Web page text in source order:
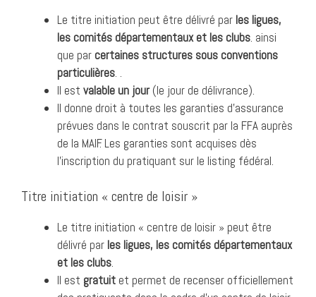
Le titre initiation peut être délivré par les ligues,
les comités départementaux et les clubs. ainsi
que par certaines structures sous conventions
particulières. .
Il est valable un jour (le jour de délivrance).
Il donne droit à toutes les garanties d’assurance
prévues dans le contrat souscrit par la FFA auprès
de la MAIF. Les garanties sont acquises dès
l’inscription du pratiquant sur le listing fédéral.
Titre initiation « centre de loisir »
Le titre initiation « centre de loisir » peut être
délivré par les ligues, les comités départementaux
et les clubs.
Il est gratuit et permet de recenser officiellement